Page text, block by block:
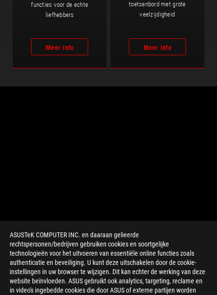
ASUSTeK COMPUTER INC. en daaraan gelieerde
rechtspersonen/bedrijven gebruiken cookies en soortgelijke
technologieën voor het uitvoeren van essentiële online functies zoals
authenticatie en beveiliging. U kunt deze uitschakelen door de cookie-
instellingen in uw browser te wijzigen. Dit kan echter de werking van deze
website beïnvloeden. ASUS gebruikt ook analytics, targeting, reclame en
in video's ingebedde cookies die door ASUS of externe partijen worden
functies voor de echte
liefhebbers
Meer info
toetsenbord met grote
veelzijdigheid
Meer info